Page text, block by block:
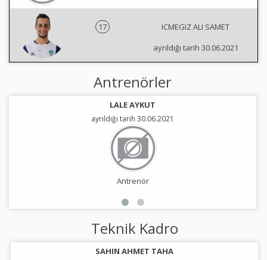
17
ICMEGIZ ALI SAMET
ayrıldığı tarih 30.06.2021
Antrenörler
LALE AYKUT
ayrıldığı tarih 30.06.2021
Antrenör
Teknik Kadro
SAHIN AHMET TAHA